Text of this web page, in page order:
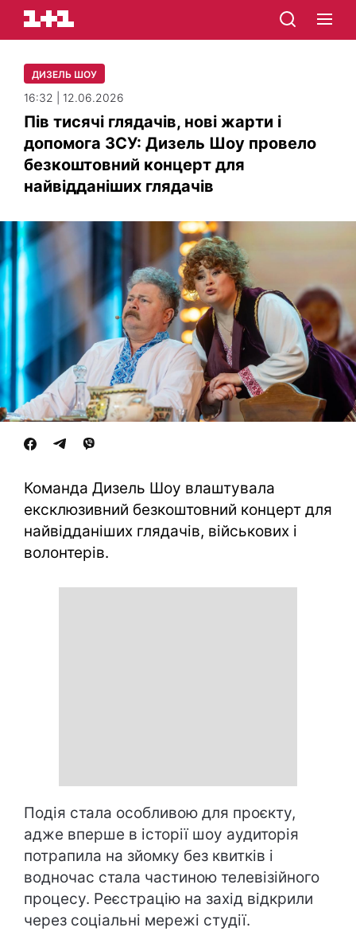
ДИЗЕЛЬ ШОУ
16:32 | 12.06.2026
Пів тисячі глядачів, нові жарти і
допомога ЗСУ: Дизель Шоу провело
безкоштовний концерт для
найвідданіших глядачів
Команда Дизель Шоу влаштувала
ексклюзивний безкоштовний концерт для
найвідданіших глядачів, військових і
волонтерів.
Подія стала особливою для проєкту,
адже вперше в історії шоу аудиторія
потрапила на зйомку без квитків і
водночас стала частиною телевізійного
процесу. Реєстрацію на захід відкрили
через соціальні мережі студії.